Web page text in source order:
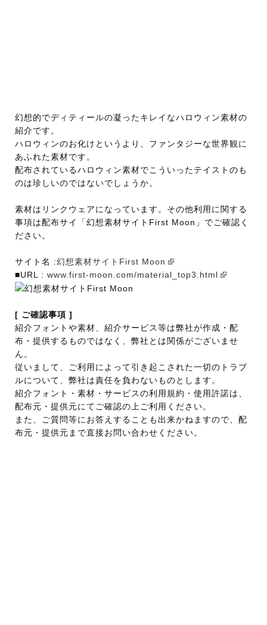
幻想的でディティールの凝ったキレイなハロウィン素材の
紹介です。
ハロウィンのお化けというより、ファンタジーな世界観に
あふれた素材です。
配布されているハロウィン素材でこういったテイストのも
のは珍しいのではないでしょうか。
素材はリンクウェアになっています。その他利用に関する
事項は配布サイ「幻想素材サイトFirst Moon」でご確認く
ださい。
サイト名 :幻想素材サイトFirst Moon
■URL : www.first-moon.com/material_top3.html
[ ご確認事項 ]
紹介フォントや素材、紹介サービス等は弊社が作成・配
布・提供するものではなく、弊社とは関係がございませ
ん。
従いまして、ご利用によって引き起こされた一切のトラブ
ルについて、弊社は責任を負わないものとします。
紹介フォント・素材・サービスの利用規約・使用許諾は、
配布元・提供元にてご確認の上ご利用ください。
また、ご質問等にお答えすることも出来かねますので、配
布元・提供元まで直接お問い合わせください。